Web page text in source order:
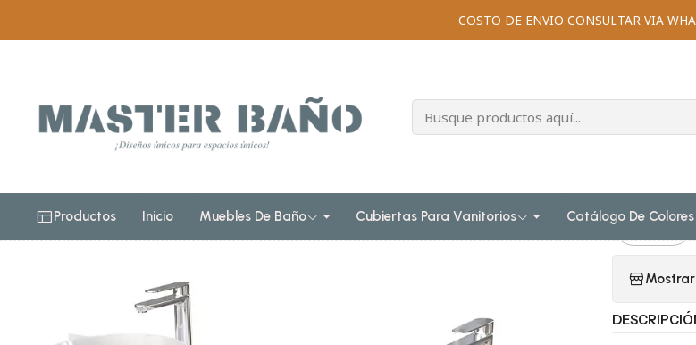
Productos Inicio Muebles De Baño Cubiertas Para Vanitorios Catálogo De
COSTO DE ENVIO CONSULTAR VIA
Muebles para lavamanos sobreponer